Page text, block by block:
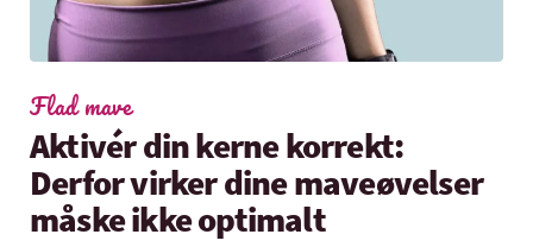
Flad mave
Aktivér din kerne korrekt:
Derfor virker dine maveøvelser
måske ikke optimalt